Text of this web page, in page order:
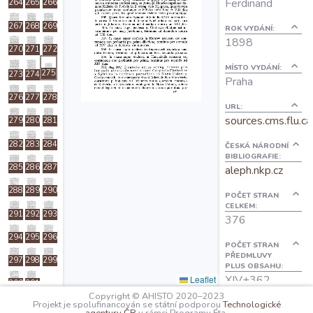
O projektu
Autoři
Nápověda
264 265 266
267 268 269
270 271 272
273 274 275
276 277 278
279 280 281
282 283 284
285 286 287
288 289 290
291 292 293
294 295 296
297 298 299
300 301 Leaflet
Ferdinand
ROK VYDÁNÍ:
1898
MÍSTO VYDÁNÍ:
Praha
URL:
ČESKÁ NÁRODNÍ
BIBLIOGRAFIE:
aleph.nkp.cz
POČET STRAN
CELKEM:
376
POČET STRAN
PŘEDMLUVY
PLUS OBSAHU:
XIV+362
OBSAH:
Copyright © AHISTO 2020–2023
Projekt je spolufinancován se státní podporouTechnologické